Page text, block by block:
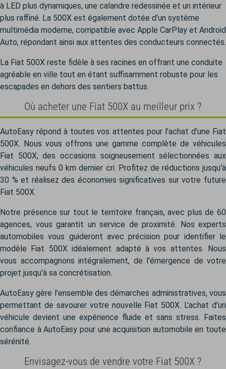
à LED plus dynamiques, une calandre redessinée et un intérieur
plus raffiné. La 500X est également dotée d’un système
multimédia moderne, compatible avec Apple CarPlay et Android
Auto, répondant ainsi aux attentes des conducteurs connectés.
La Fiat 500X reste fidèle à ses racines en offrant une conduite
agréable en ville tout en étant suffisamment robuste pour les
escapades en dehors des sentiers battus.
Où acheter une Fiat 500X au meilleur prix ?
AutoEasy répond à toutes vos attentes pour l'achat d'une Fiat
500X. Nous vous offrons une gamme complète de véhicules
Fiat 500X, des occasions soigneusement sélectionnées aux
véhicules neufs 0 km dernier cri. Profitez de réductions jusqu'à
30 % et réalisez des économies significatives sur votre future
Fiat 500X.
Notre présence sur tout le territoire français, avec plus de 60
agences, vous garantit un service de proximité. Nos experts
automobiles vous guideront avec précision pour identifier le
modèle Fiat 500X idéalement adapté à vos attentes. Nous
vous accompagnons intégralement, de l'émergence de votre
projet jusqu'à sa concrétisation.
AutoEasy gère l'ensemble des démarches administratives, vous
permettant de savourer votre nouvelle Fiat 500X. L'achat d'un
véhicule devient une expérience fluide et sans stress. Faites
confiance à AutoEasy pour une acquisition automobile en toute
sérénité.
Envisagez-vous de vendre votre Fiat 500X ?